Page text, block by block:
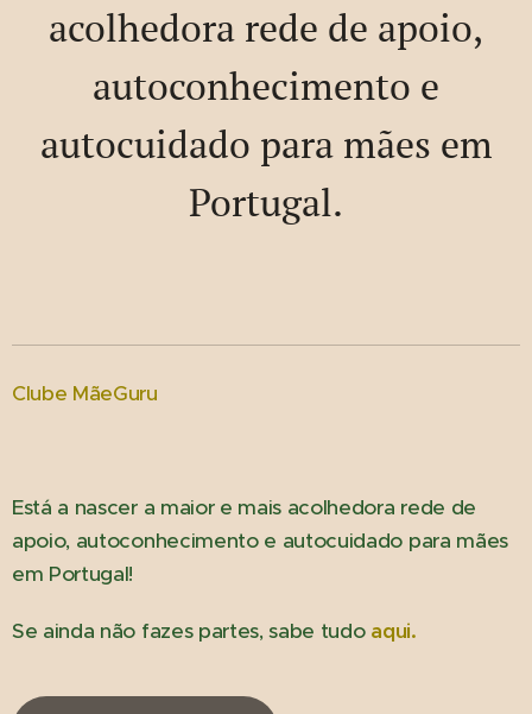
acolhedora rede de apoio,
autoconhecimento e
autocuidado para mães em
Portugal.
Clube MãeGuru
Está a nascer a maior e mais acolhedora rede de
apoio, autoconhecimento e autocuidado para mães
em Portugal!
Se ainda não fazes partes, sabe tudo aqui.